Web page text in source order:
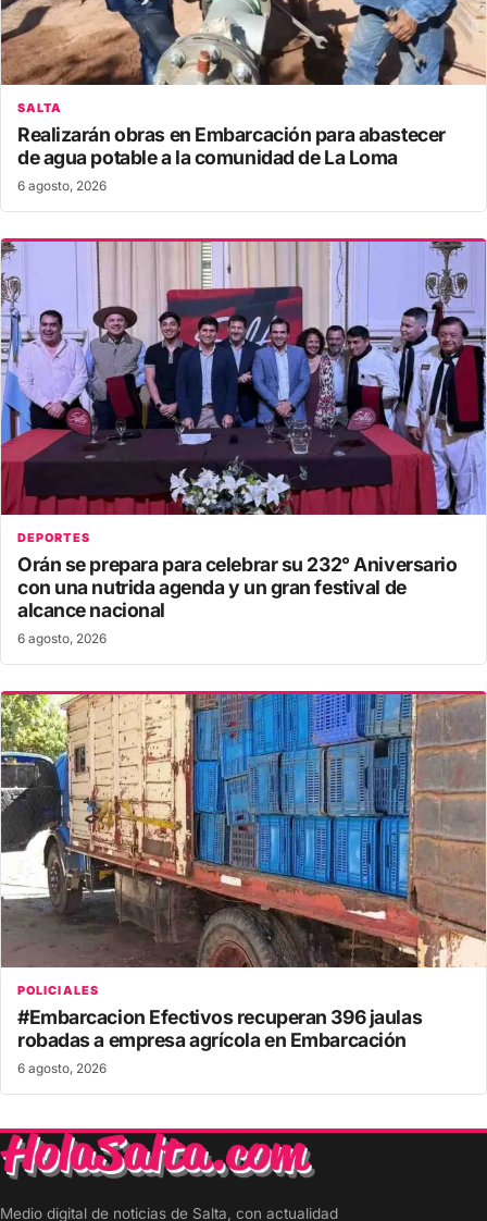
SALTA
Realizarán obras en Embarcación para abastecer
de agua potable a la comunidad de La Loma
6 agosto, 2026
DEPORTES
Orán se prepara para celebrar su 232° Aniversario
con una nutrida agenda y un gran festival de
alcance nacional
6 agosto, 2026
POLICIALES
#Embarcacion Efectivos recuperan 396 jaulas
robadas a empresa agrícola en Embarcación
6 agosto, 2026
Medio digital de noticias de Salta, con actualidad